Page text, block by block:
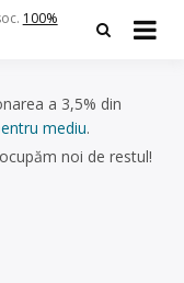
100%
a 3,5% din
mediu.
noi de restul!